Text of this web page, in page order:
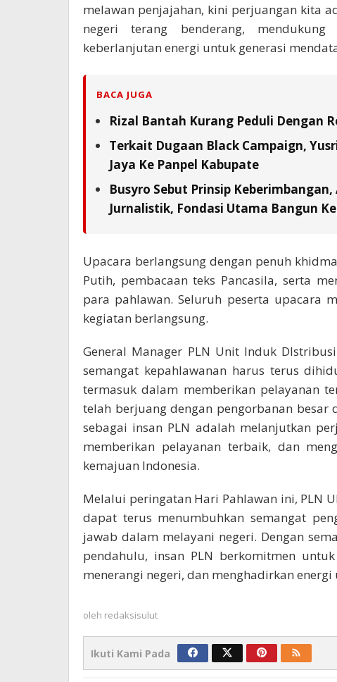
melawan penjajahan, kini perjuangan kita
negeri terang benderang,
keberlanjutan energi untuk generasi
BACA JUGA
Rizal Bantah Kurang Peduli Dengan
Terkait Dugaan Black Campaign,
Jaya Ke Panpel Kabupate
Busyro Sebut Prinsip
Jurnalistik, Fondasi Utama Bangun
Upacara berlangsung dengan penuh
Putih, pembacaan teks Pancasila, serta
para pahlawan. Seluruh peserta upacara
kegiatan berlangsung.
General Manager PLN Unit Induk
semangat kepahlawanan harus terus
termasuk dalam memberikan pelayanan
telah berjuang dengan pengorbanan besar
sebagai insan PLN adalah melanjutkan
memberikan pelayanan terbaik, dan
kemajuan Indonesia.
Melalui peringatan Hari Pahlawan ini, PLN
dapat terus menumbuhkan semangat
jawab dalam melayani negeri. Dengan
pendahulu, insan PLN berkomitmen
menerangi negeri, dan menghadirkan
oleh redaksisulut
Ikuti Kami Pada